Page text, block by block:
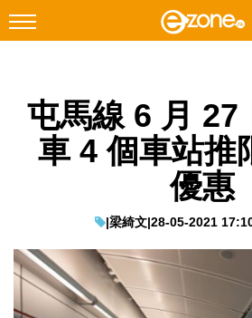
Facebook Instagram
科技焦點
教學評測
EduTech
屯馬線 6 月 27
車 4 個車站推
優惠
|梁綺文|28-05-2021